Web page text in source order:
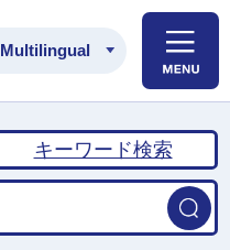
土浦市公式ホームペ
Multilingual
キーワード検索